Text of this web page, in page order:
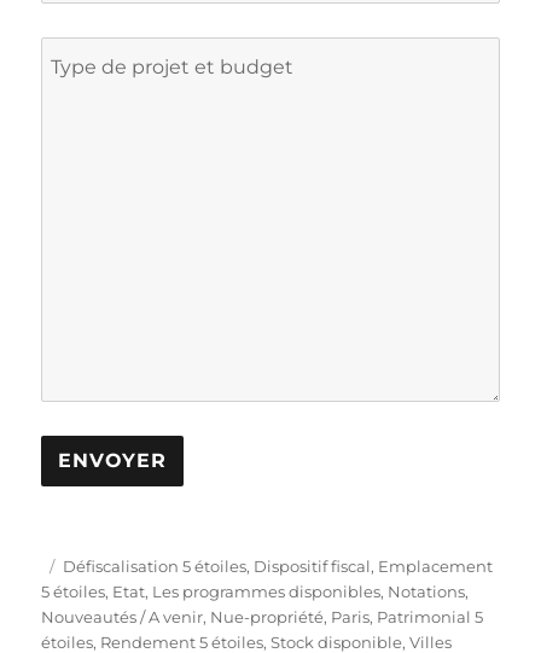
P
u
b
l
C
a
t
é
Défiscalisation 5 étoiles, Dispositif fiscal, Emplacement
5 étoiles, Etat, Les programmes disponibles, Notations,
Nouveautés / A venir, Nue-propriété, Paris, Patrimonial 5
étoiles, Rendement 5 étoiles,Stock disponible,Villes